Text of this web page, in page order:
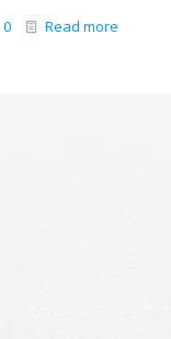
0 Read more